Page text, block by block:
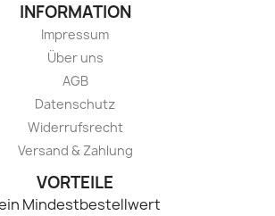
INFORMATION
Impressum
Über uns
AGB
Datenschutz
Widerrufsrecht
Versand & Zahlung
VORTEILE
Mindestbestellwert